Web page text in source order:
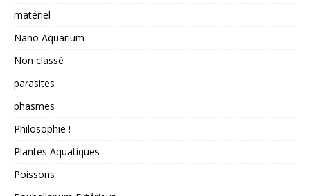
matériel
Nano Aquarium
Non classé
parasites
phasmes
Philosophie !
Plantes Aquatiques
Poissons